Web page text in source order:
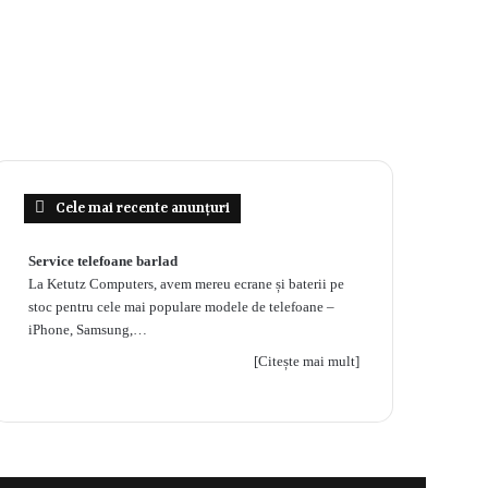
Cele mai recente anunțuri
Service telefoane barlad
La Ketutz Computers, avem mereu ecrane și baterii pe
stoc pentru cele mai populare modele de telefoane –
iPhone, Samsung,…
[Citește mai mult]